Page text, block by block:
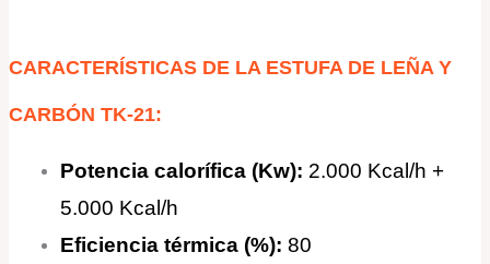
CARACTERÍSTICAS DE LA ESTUFA DE LEÑA Y
CARBÓN TK-21:
Potencia calorífica (Kw): 2.000 Kcal/h +
5.000 Kcal/h
Eficiencia térmica (%): 80